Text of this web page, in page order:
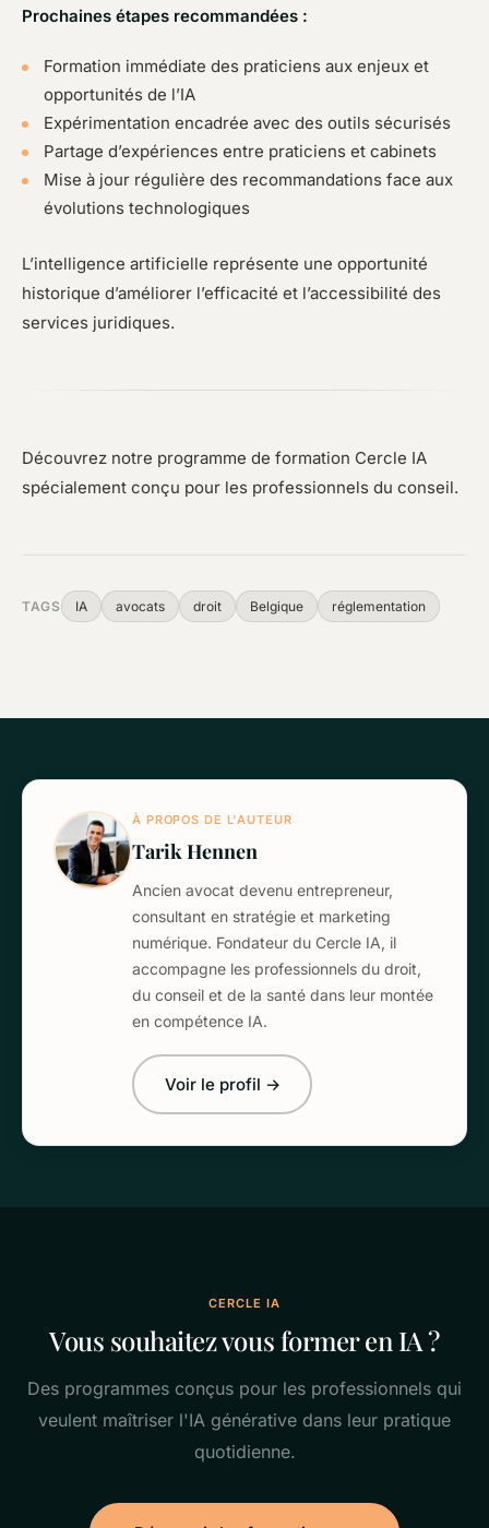
Prochaines étapes recommandées :
Formation immédiate des praticiens aux enjeux et
opportunités de l’IA
Expérimentation encadrée avec des outils sécurisés
Partage d’expériences entre praticiens et cabinets
Mise à jour régulière des recommandations face aux
évolutions technologiques
L’intelligence artificielle représente une opportunité
historique d’améliorer l’efficacité et l’accessibilité des
services juridiques.
Découvrez notre programme de formation Cercle IA
spécialement conçu pour les professionnels du conseil.
TAGS IA avocats droit Belgique réglementation
À PROPOS DE L'AUTEUR
Tarik Hennen
Ancien avocat devenu entrepreneur,
consultant en stratégie et marketing
numérique. Fondateur du Cercle IA, il
accompagne les professionnels du droit,
du conseil et de la santé dans leur montée
en compétence IA.
Voir le profil →
CERCLE IA
Vous souhaitez vous former en IA ?
Des programmes conçus pour les professionnels qui
veulent maîtriser l'IA générative dans leur pratique
quotidienne.